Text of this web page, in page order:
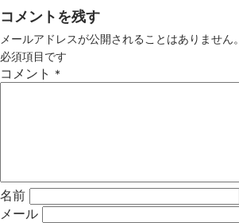
コメントを残す
メールアドレスが公開されることはありません。
必須項目です
コメント *
名前
メール